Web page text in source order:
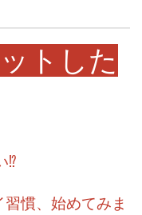
トした
⁉
習慣、始めてみま